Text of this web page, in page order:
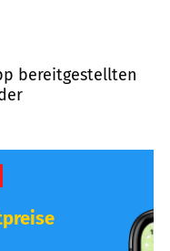
bereitgestellten